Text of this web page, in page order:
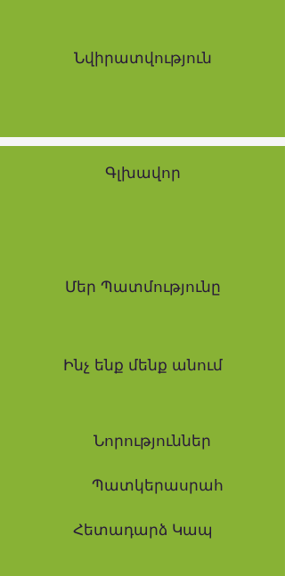
Նվիրատվություն
Գլխավոր
Մեր Պատմությունը
Ինչ ենք մենք անում
Նորություններ
Պատկերասրահ
Հետադարձ Կապ